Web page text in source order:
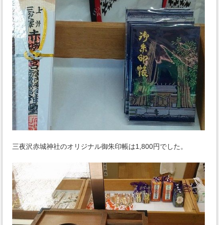
三夜沢赤城神社のオリジナル御朱印帳は1,800円でした。